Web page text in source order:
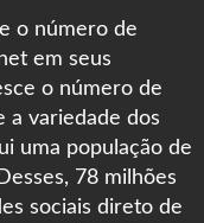
o número de
em seus
o número de
a variedade dos
uma população de
78 milhões
sociais direto de